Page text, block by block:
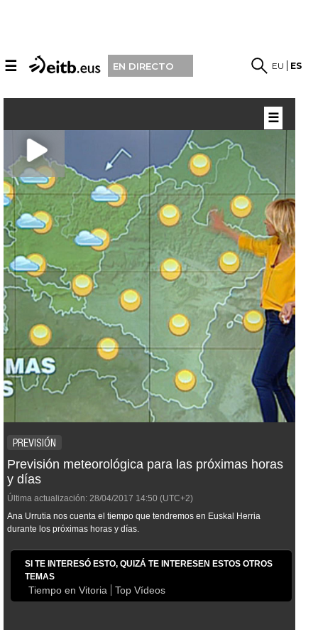
☰ EN DIRECTO EU ES
PREVISIÓN
Previsión meteorológica para las próximas horas
y días
Última actualización: 28/04/2017 14:50 (UTC+2)
Ana Urrutia nos cuenta el tiempo que tendremos en Euskal Herria
durante los próximas horas y días.
SI TE INTERESÓ ESTO, QUIZÁ TE INTERESEN ESTOS OTROS
TEMAS
Tiempo en Vitoria Top Vídeos
☰